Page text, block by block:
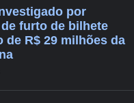
por
furto de bilhete
de R$ 29 milhões da